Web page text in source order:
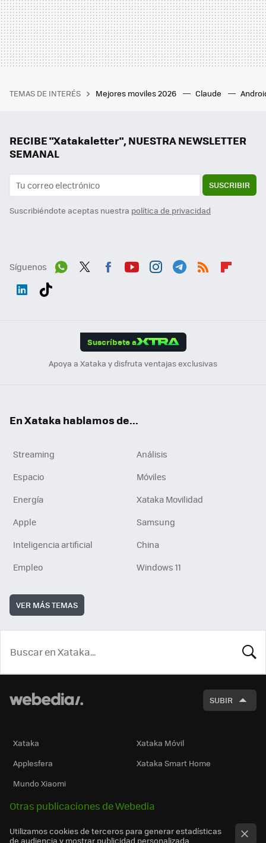
TEMAS DE INTERÉS Mejores moviles 2026 Claude
RECIBE "Xatakaletter", NUESTRA NEWSLETTER
SEMANAL
SUSCRIBIR
Suscribiéndote aceptas nuestra política de privacidad
Síguenos
Suscríbete a
Apoya a Xataka y disfruta ventajas exclusivas
En Xataka hablamos de...
Streaming
Análisis
Espacio
Móviles
Energía
Xataka Movilidad
Apple
Samsung
Inteligencia artificial
China
Empleo
Windows 11
VER MÁS TEMAS
SUBIR
Xataka
Xataka Móvil
Applesfera
Xataka Smart Home
Mundo Xiaomi
Otras publicaciones de Webedia
Utilizamos cookies de terceros para generar estadísticas
de audiencia y mostrar publicidad personalizada